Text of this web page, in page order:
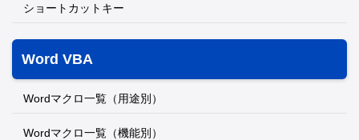
ショートカットキー
Word VBA
Wordマクロ一覧（用途別）
Wordマクロ一覧（機能別）